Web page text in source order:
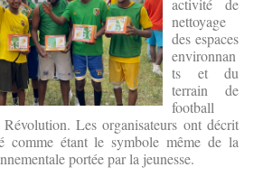
nettoyage
des espaces
environnan
ts et du
terrain de
football
Les organisateurs ont décrit
comme étant le symbole même de la
portée par la jeunesse.